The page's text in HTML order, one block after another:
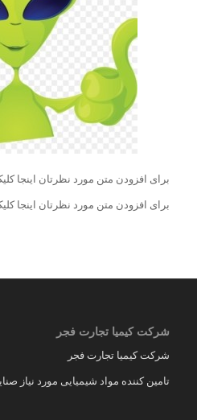
برای افزودن متن مورد نظرتان اینجا
برای افزودن متن مورد نظرتان اینجا
شرکت کیمیا تجارت فجر
شرکت کیمیا تجارت فجر
تامین کننده مواد شیمیایی مورد نیاز